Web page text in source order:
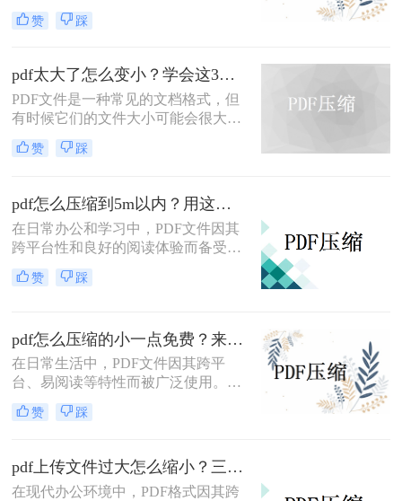
大，不便于传输和存储。那么怎么压
缩pdf文件大小免费呢？本文将介绍两
赞 踩
pdf太大了怎么变小？学会这3个方法就够了！
PDF文件是一种常见的文档格式，但
有时候它们的文件大小可能会很大，
难以通过电子邮件或其他方式共享。
在这种情况下，大家可以使用以下方
大了怎么变小吧。
赞 踩
pdf怎么压缩到5m以内？用这二种压缩方法！
在日常办公和学习中，PDF文件因其
跨平台性和良好的阅读体验而备受欢
迎。然而，有时PDF文件过大，不仅
占用存储空间，还会影响传输速度。
的方法。
赞 踩
pdf怎么压缩的小一点免费？来试试这二种压缩方法！
在日常生活中，PDF文件因其跨平
台、易阅读等特性而被广泛使用。然
而，当PDF文件体积过大时，会给存
储和传输带来诸多不便。那么pdf怎么
种免费且实用的PDF压缩方法。
赞 踩
pdf上传文件过大怎么缩小？三招助你轻松缩小！
在现代办公环境中，PDF格式因其跨